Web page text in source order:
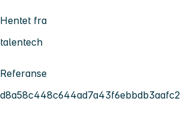
Hentet fra
talentech
Referanse
d8a58c448c644ad7a43f6ebbdb3aafc2